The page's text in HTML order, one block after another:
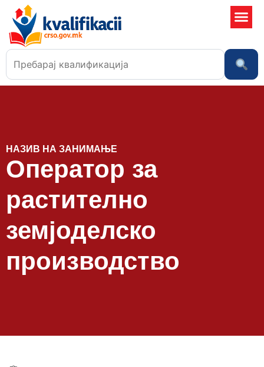
НАЗИВ НА ЗАНИМАЊЕ
Оператор за
растително
земјоделско
производство